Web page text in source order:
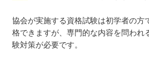
協会が実施する資格試験は初学者の方
格できますが、専門的な内容を問われ
験対策が必要です。